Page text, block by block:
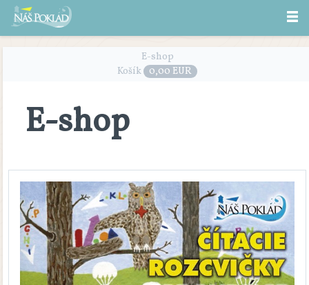
E-shop
Košík
0,00 EUR
E-shop